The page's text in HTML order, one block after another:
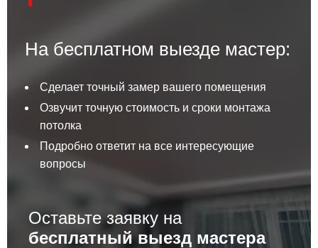
На бесплатном выезде мастер:
Сделает точный замер вашего помещения
Озвучит точную стоимость и сроки монтажа
потолка
Подробно ответит на все интересующие
вопросы
Оставьте заявку на
бесплатный выезд мастера